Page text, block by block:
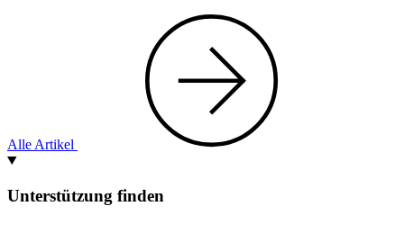
Alle Artikel
Unterstützung finden